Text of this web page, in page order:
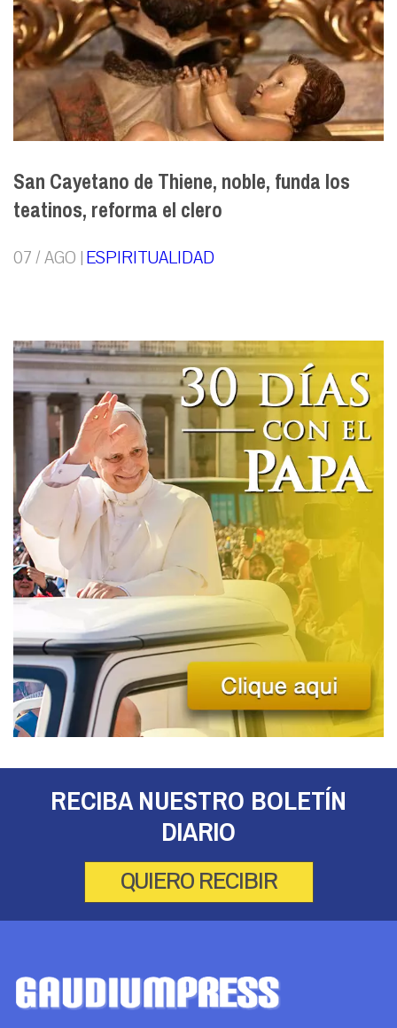
San Cayetano de Thiene, noble, funda los
teatinos, reforma el clero
07 / AGO |ESPIRITUALIDAD
RECIBA NUESTRO BOLETÍN
DIARIO
QUIERO RECIBIR